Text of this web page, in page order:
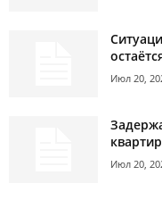
Июл 20,
Июл 20,